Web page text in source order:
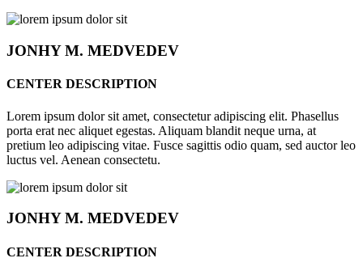
JONHYM. MEDVEDEV
CENTER DESCRIPTION
Lorem ipsum dolor sit amet, consectetur adipiscing elit. Phasellus
porta erat nec aliquet egestas. Aliquam blandit neque urna, at
pretium leo adipiscing vitae. Fusce sagittis odio quam, sed auctor leo
luctus vel. Aenean consectetu.
JONHYM. MEDVEDEV
CENTER DESCRIPTION